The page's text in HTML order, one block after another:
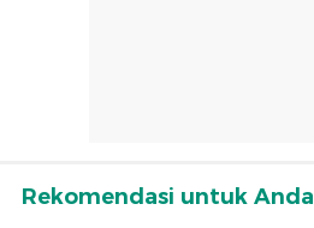
Rekomendasi untuk Anda